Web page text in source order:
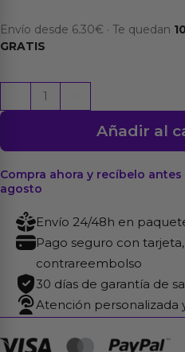
Envío desde 6.30€ · Te quedan
GRATIS
Restricciones
para
Puerta
cantidad
Añadir al
Compra ahora y recíbelo
agosto
Envío 24/48h en
Pago seguro con
contrareembolso
30 días de garantía de
Atención personalizada